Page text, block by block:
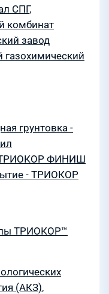
СПГ,
комбинат
завод
газохимический
грунтовка -
ТРИОКОР ФИНИШ
- ТРИОКОР
ТРИОКОР™
(АКЗ),